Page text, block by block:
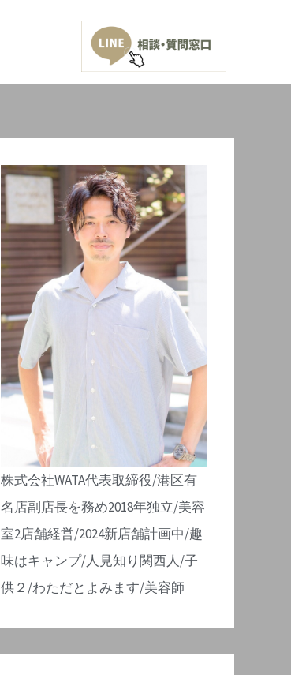
株式会社WATA代表取締役/港区有
名店副店長を務め2018年独立/美容
室2店舗経営/2024新店舗計画中/趣
味はキャンプ/人見知り関西人/子
供２/わただとよみます/美容師